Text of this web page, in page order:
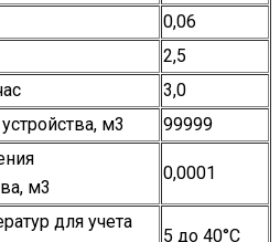
0,06
2,5
3,0
м3
99999
м3
0,0001
для учета
5 до 40°С